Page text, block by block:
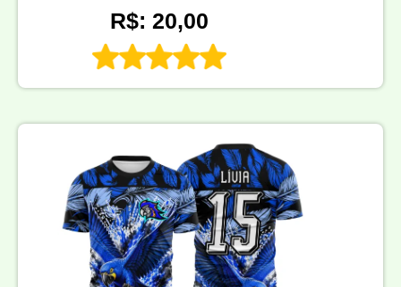
R$: 20,00